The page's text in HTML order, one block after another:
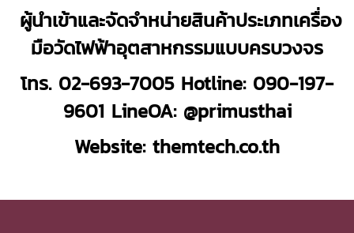
ผู้นำเข้าและจัดจำหน่ายสินค้าประเภทเครื่อง
มือวัดไฟฟ้าอุตสาหกรรมแบบครบวงจร
โทร. 02-693-7005 Hotline: 090-197-
9601 LineOA: @primusthai
Website: themtech.co.th